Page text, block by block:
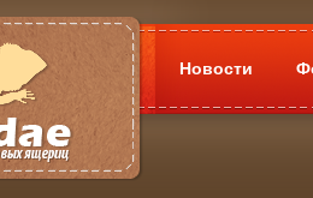
Новости